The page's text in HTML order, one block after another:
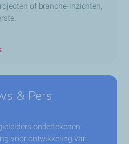
of branche-inzichten,
& Pers
ondertekenen
voor ontwikkeling van